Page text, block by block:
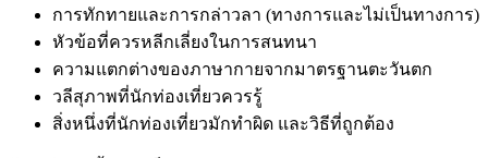
การทักทายและการกล่าวลา (ทางการและไม่เป็นทางการ)
หัวข้อที่ควรหลีกเลี่ยงในการสนทนา
ความแตกต่างของภาษากายจากมาตรฐานตะวันตก
วลีสุภาพที่นักท่องเที่ยวควรรู้
สิ่งหนึ่งที่นักท่องเที่ยวมักทำผิด และวิธีที่ถูกต้อง